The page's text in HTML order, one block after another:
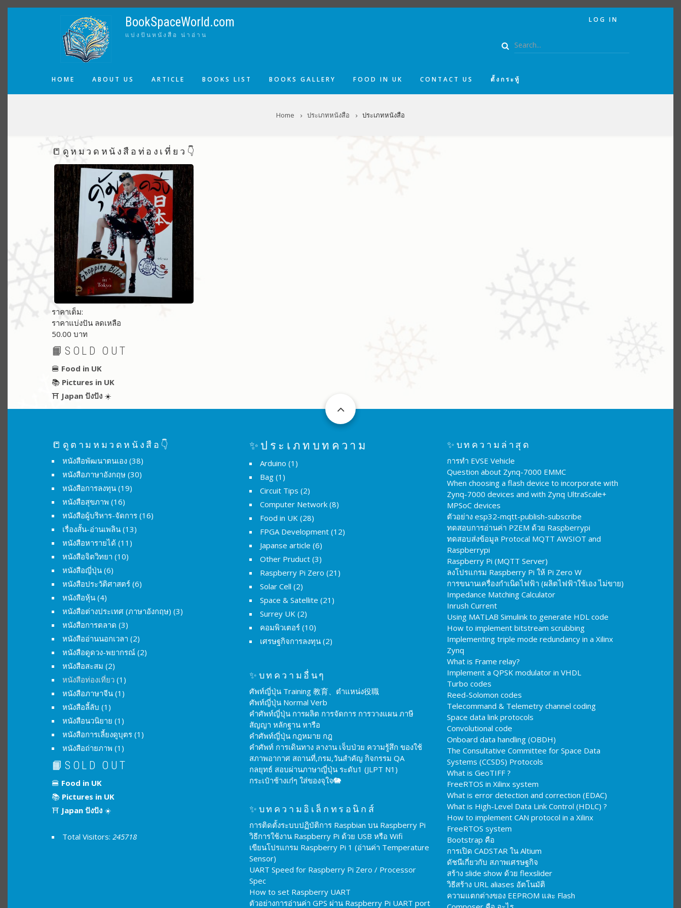
Skip
BookSpaceWorld.com
แบ่งปันหนังสือ น่าอ่าน
LOG IN
Search
MAIN
NAVIGATION
HOME ABOUT US ARTICLE BOOKS LIST BOOKS GALLERY FOOD IN UK CONTACT US ตั้งกระทู้
Home ประเภทหนังสือ ประเภทหนังสือ
📒ดูหมวดหนังสือท่องเที่ยว👇
ราคาเต็ม:
ราคาแบ่งปัน ลดเหลือ
50.00 บาท
📙SOLD OUT
🍔 Food in UK
📚 Pictures in UK
⛩ Japan ปังปัง ☀️
📒ดูตามหมวดหนังสือ👇
หนังสือพัฒนาตนเอง (38)
หนังสือภาษาอังกฤษ (30)
หนังสือการลงทุน (19)
หนังสือสุขภาพ (16)
หนังสือผู้บริหาร-จัดการ (16)
เรื่องสั้น-อ่านเพลิน (13)
หนังสือหารายได้ (11)
หนังสือจิตวิทยา (10)
หนังสือญี่ปุ่น (6)
หนังสือประวัติศาสตร์ (6)
หนังสือหุ้น (4)
หนังสือต่างประเทศ (ภาษาอังกฤษ) (3)
หนังสือการตลาด (3)
หนังสืออ่านนอกเวลา (2)
หนังสือดูดวง-พยากรณ์ (2)
หนังสือสะสม (2)
หนังสือท่องเที่ยว (1)
หนังสือภาษาจีน (1)
หนังสือลี้ลับ (1)
หนังสือนวนิยาย (1)
หนังสือการเลี้ยงดูบุตร (1)
หนังสือถ่ายภาพ (1)
📙SOLD OUT
🍔 Food in UK
📚 Pictures in UK
⛩ Japan ปังปัง ☀️
Total Visitors: 245718
✨ประเภทบทความ
Arduino (1)
Bag (1)
Circuit Tips (2)
Computer Network (8)
Food in UK (28)
FPGA Development (12)
Japanse article (6)
Other Pruduct (3)
Raspberry Pi Zero (21)
Solar Cell (2)
Space & Satellite (21)
Surrey UK (2)
คอมพิวเตอร์ (10)
เศรษฐกิจการลงทุน (2)
✨บทความอื่นๆ
ศัพท์ญี่ปุ่น Training 教育、ตำแหน่ง役職
ศัพท์ญี่ปุ่น Normal Verb
คำศัพท์ญี่ปุ่น การผลิต การจัดการ การวางแผน ภาษี
สัญญา หลักฐาน หารือ
คำศัพท์ญี่ปุ่น กฎหมาย กฎ
คำศัพท์ การเดินทาง ลางาน เจ็บป่วย ความรู้สึก ของใช้
สภาพอากาศ สถานที่,กรม,วันสำคัญ กิจกรรม QA
กลยุทธ์ สอบผ่านภาษาญี่ปุ่น ระดับ1 (JLPT N1)
กระเป๋าช้างเก๋ๆ ใส่ของจุใจ🐘
✨บทความอิเล็กทรอนิกส์
การติดตั้งระบบปฏิบัติการ Raspbian บน Raspberry Pi
วิธีการใช้งาน Raspberry Pi ด้วย USB หรือ Wifi
เขียนโปรแกรม Raspberry Pi 1 (อ่านค่า Temperature
Sensor)
UART Speed for Raspberry Pi Zero / Processor
Spec
How to set Raspberry UART
ตัวอย่างการอ่านค่า GPS ผ่าน Raspberry Pi UART port
✨บทความล่าสุด
การทำ EVSE Vehicle
Question about Zynq-7000 EMMC
When choosing a flash device to incorporate with
Zynq-7000 devices and with Zynq UltraScale+
MPSoC devices
ตัวอย่าง esp32-mqtt-publish-subscribe
ทดสอบการอ่านค่า PZEM ด้วย Raspberrypi
ทดสอบส่งข้อมูล Protocal MQTT AWSIOT and
Raspberrypi
Raspberry Pi (MQTT Server)
ลงโปรแกรม Raspberry Pi ให้ Pi Zero W
การขนานเครื่องกำเนิดไฟฟ้า (ผลิตไฟฟ้าใช้เอง ไม่ขาย)
Impedance Matching Calculator
Inrush Current
Using MATLAB Simulink to generate HDL code
How to implement bitstream scrubbing
Implementing triple mode redundancy in a Xilinx
Zynq
What is Frame relay?
Implement a QPSK modulator in VHDL
Turbo codes
Reed-Solomon codes
Telecommand & Telemetry channel coding
Space data link protocols
Convolutional code
Onboard data handling (OBDH)
The Consultative Committee for Space Data
Systems (CCSDS) Protocols
What is GeoTIFF ?
FreeRTOS in Xilinx system
What is error detection and correction (EDAC)
What is High-Level Data Link Control (HDLC) ?
How to implement CAN protocol in a Xilinx
FreeRTOS system
Bootstrap คือ
การเปิด CADSTAR ใน Altium
ดัชนีเกี่ยวกับ สภาพเศรษฐกิจ
สร้าง slide show ด้วย flexslider
วิธีสร้าง URL aliases อัตโนมัติ
ความแตกต่างของ EEPROM และ Flash